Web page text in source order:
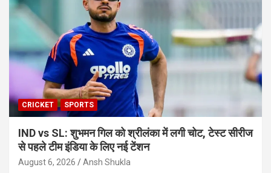
CRICKET SPORTS
IND vs SL: शुभमन गिल को श्रीलंका में लगी चोट, टेस्ट सीरीज
से पहले टीम इंडिया के लिए नई टेंशन
August 6, 2026 Ansh Shukla